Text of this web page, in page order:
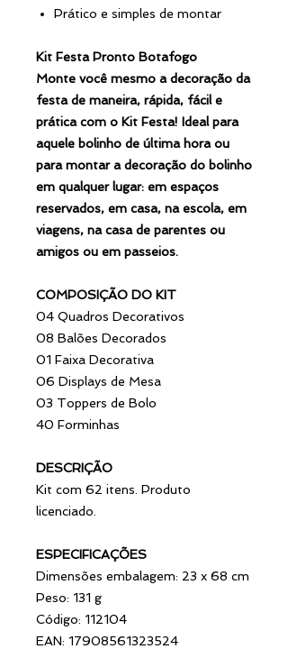
Prático e simples de montar
Kit Festa Pronto Botafogo
Monte você mesmo a decoração da
festa de maneira, rápida, fácil e
prática com o Kit Festa! Ideal para
aquele bolinho de última hora ou
para montar a decoração do bolinho
em qualquer lugar: em espaços
reservados, em casa, na escola, em
viagens, na casa de parentes ou
amigos ou em passeios.
COMPOSIÇÃO DO KIT
04 Quadros Decorativos
08 Balões Decorados
01 Faixa Decorativa
06 Displays de Mesa
03 Toppers de Bolo
40 Forminhas
DESCRIÇÃO
Kit com 62 itens. Produto
licenciado.
ESPECIFICAÇÕES
Dimensões embalagem: 23 x 68 cm
Peso: 131 g
Código: 112104
EAN: 17908561323524